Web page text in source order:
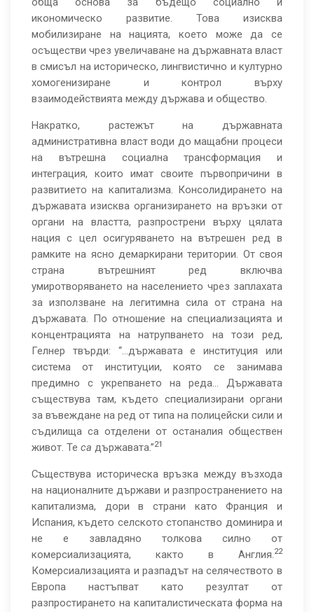
икономическо развитие. Това изисква
мобилизиране на нацията, което може да се
осъществи чрез увеличаване на държавната власт
в смисъл на историческо, лингвистично и културно
хомогенизиране и контрол върху
взаимодействията между държава и общество.
Накратко, растежът на държавната
административна власт води до мащабни процеси
на вътрешна социална трансформация и
интеграция, които имат своите първопричини в
развитието на капитализма. Консолидирането на
държавата изисква организирането на връзки от
органи на властта, разпрострени върху цялата
нация с цел осигуряването на вътрешен ред в
рамките на ясно демаркирани територии. От своя
страна вътрешният ред включва
умиротворяването на населението чрез заплахата
за използване на легитимна сила от страна на
държавата. По отношение на специализацията и
концентрацията на натрупването на този ред,
Гелнер твърди: “…държавата е институция или
система от институции, която се занимава
предимно с укрепването на реда… Държавата
съществува там, където специализирани органи
за въвеждане на ред от типа на полицейски сили и
съдилища са отделени от останалия обществен
живот. Те са държавата.”21
Съществува историческа връзка между възхода
на националните държави и разпространението на
капитализма, дори в страни като Франция и
Испания, където селското стопанство доминира и
не е завладяно толкова силно от
комерсиализацията, както в Англия.22
Комерсиализацията и разпадът на селячеството в
Европа настъпват като резултат от
разпростирането на капиталистическата форма на